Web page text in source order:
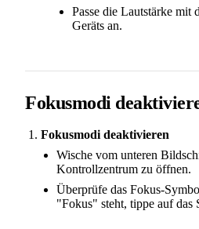
Passe die Lautstärke mit
Geräts an.
Fokusmodi
Fokusmodi deaktivieren
Wische vom unteren
Kontrollzentrum zu öffnen.
Überprüfe das Fokus-
"Fokus" steht, tippe auf das